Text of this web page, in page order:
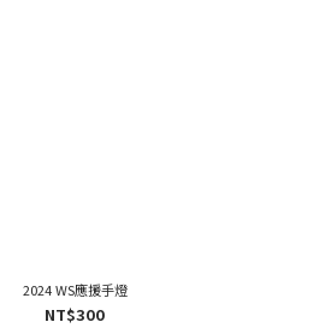
2024 WS應援手燈
NT$300